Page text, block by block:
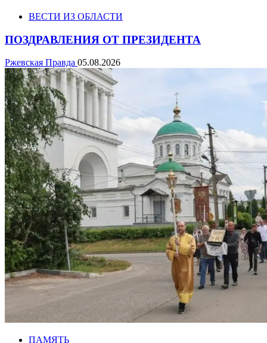
ВЕСТИ ИЗ ОБЛАСТИ
ПОЗДРАВЛЕНИЯ ОТ ПРЕЗИДЕНТА
Ржевская Правда 05.08.2026
ПАМЯТЬ